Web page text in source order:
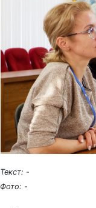
Текст: -
Фото: -